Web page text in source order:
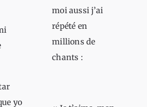
yo
moi aussi j’ai
répété en
millions de
chants :